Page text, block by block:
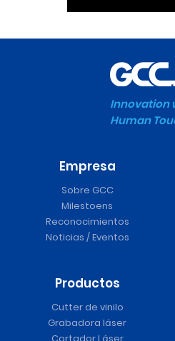
Innovation
Human
Empresa
Sobre GCC
Milestoens
Reconocimientos
Noticias / Eventos
Productos
Cutter de vinilo
Grabadora láser